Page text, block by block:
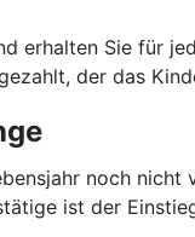
erhalten Sie für
der das
noch
ist der